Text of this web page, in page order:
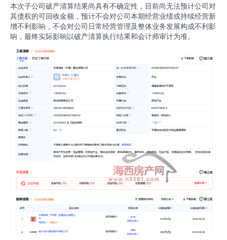
本次子公司破产清算结果尚具有不确定性，目前尚无法预计公司对
其债权的可回收金额，预计不会对公司本期经营业绩或持续经营新
增不利影响，不会对公司日常经营管理及整体业务发展构成不利影
响，最终实际影响以破产清算执行结果和会计师审计为准。